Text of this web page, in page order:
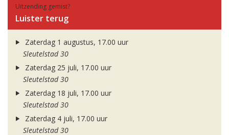
Uitzending gemist?
Luister terug
Zaterdag 1 augustus, 17.00 uur
Sleutelstad 30
Zaterdag 25 juli, 17.00 uur
Sleutelstad 30
Zaterdag 18 juli, 17.00 uur
Sleutelstad 30
Zaterdag 4 juli, 17.00 uur
Sleutelstad 30